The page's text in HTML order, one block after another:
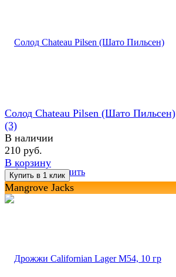
избранное сравнить
Солод Chateau Pilsen (Шато Пильсен)
(3)
В наличии
210 руб.
В корзину
Mangrove Jacks